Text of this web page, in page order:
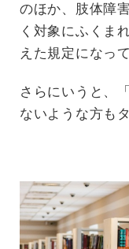
のほか、肢体障
く対象にふくま
えた規定になっ
さらにいうと、「
ないような方も